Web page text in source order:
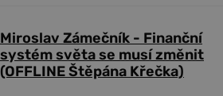
Miroslav Zámečník - Finanční
systém světa se musí změnit
(OFFLINE Štěpána Křečka)